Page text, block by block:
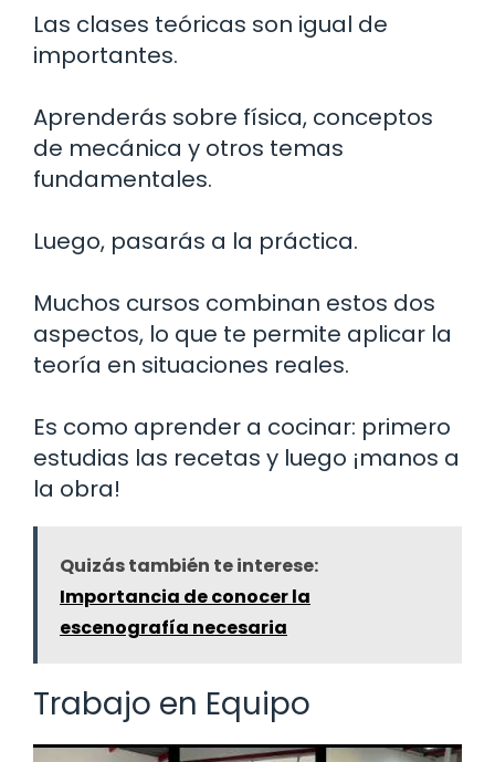
Las clases teóricas son igual de
importantes.
Aprenderás sobre física, conceptos
de mecánica y otros temas
fundamentales.
Luego, pasarás a la práctica.
Muchos cursos combinan estos dos
aspectos, lo que te permite aplicar la
teoría en situaciones reales.
Es como aprender a cocinar: primero
estudias las recetas y luego ¡manos a
la obra!
Quizás también te interese:
Importancia de conocer la
escenografía necesaria
Trabajo en Equipo